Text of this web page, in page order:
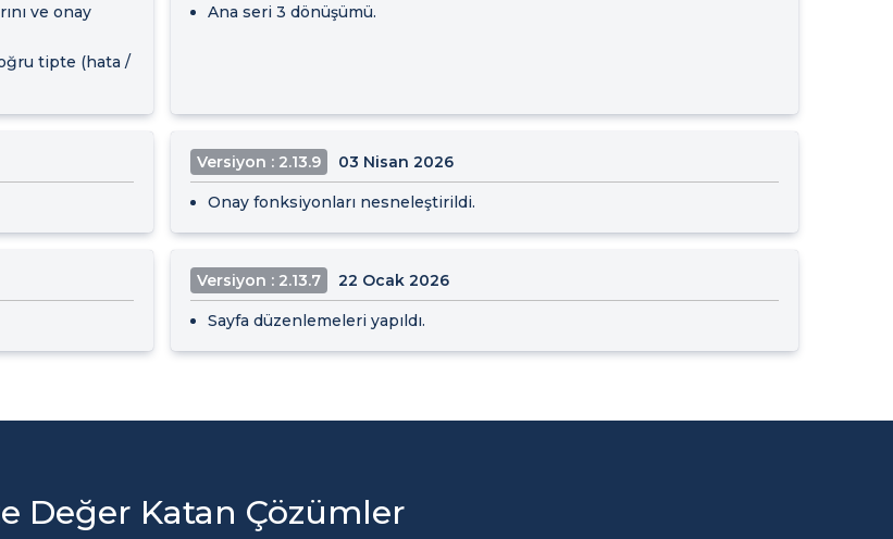
ve onay
tipte (hata /
Ana seri 3 dönüşümü.
Versiyon : 2.13.9 03 Nisan 2026
Onay fonksiyonları nesneleştirildi.
Versiyon : 2.13.7 22 Ocak 2026
Sayfa düzenlemeleri yapıldı.
Değer Katan Çözümler